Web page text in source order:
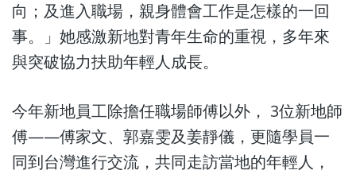
向；及進入職場，親身體會工作是怎樣的一回
事。」她感激新地對青年生命的重視，多年來
與突破協力扶助年輕人成長。
今年新地員工除擔任職場師傅以外， 3位新地師
傅——傅家文、郭嘉雯及姜靜儀，更隨學員一
同到台灣進行交流，共同走訪當地的年輕人，